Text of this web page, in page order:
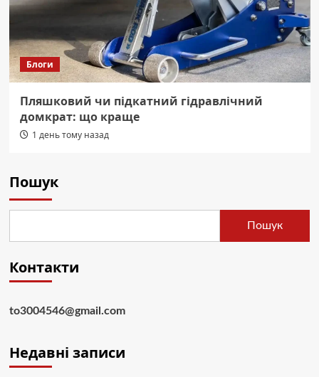
Блоги
Пляшковий чи підкатний гідравлічний
домкрат: що краще
1 день тому назад
Пошук
Пошук
Контакти
to3004546@gmail.com
Недавні записи